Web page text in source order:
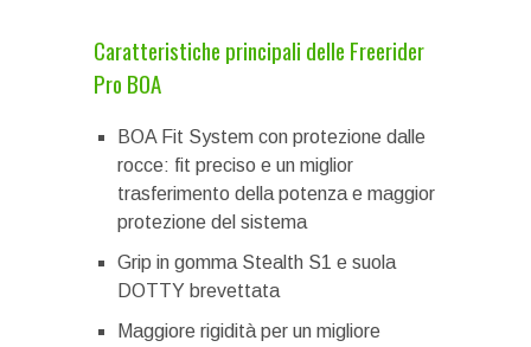
Caratteristiche principali delle Freerider
Pro BOA
BOA Fit System con protezione dalle
rocce: fit preciso e un miglior
trasferimento della potenza e maggior
protezione del sistema
Grip in gomma Stealth S1 e suola
DOTTY brevettata
Maggiore rigidità per un migliore